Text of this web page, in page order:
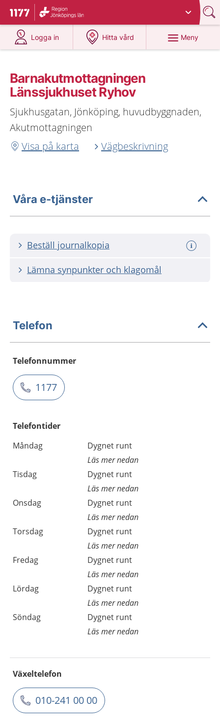
Till startsidan för 1177
Du har valt region
Logga in
på 1177.se
Hitta vård
på 1177.se
Meny
Barnakutmottagningen
Länssjukhuset Ryhov
Sjukhusgatan, Jönköping, huvudbyggnaden,
Akutmottagningen
Visa på karta
Vägbeskrivning
Våra e-tjänster
Beställ journalkopia
Lämna synpunkter och klagomål
Telefon
Telefonnummer
1177
Telefontider
Måndag
Dygnet runt
Läs mer nedan
Tisdag
Dygnet runt
Läs mer nedan
Onsdag
Dygnet runt
Läs mer nedan
Torsdag
Dygnet runt
Läs mer nedan
Fredag
Dygnet runt
Läs mer nedan
Lördag
Dygnet runt
Läs mer nedan
Söndag
Dygnet runt
Läs mer nedan
Växeltelefon
010-241 00 00